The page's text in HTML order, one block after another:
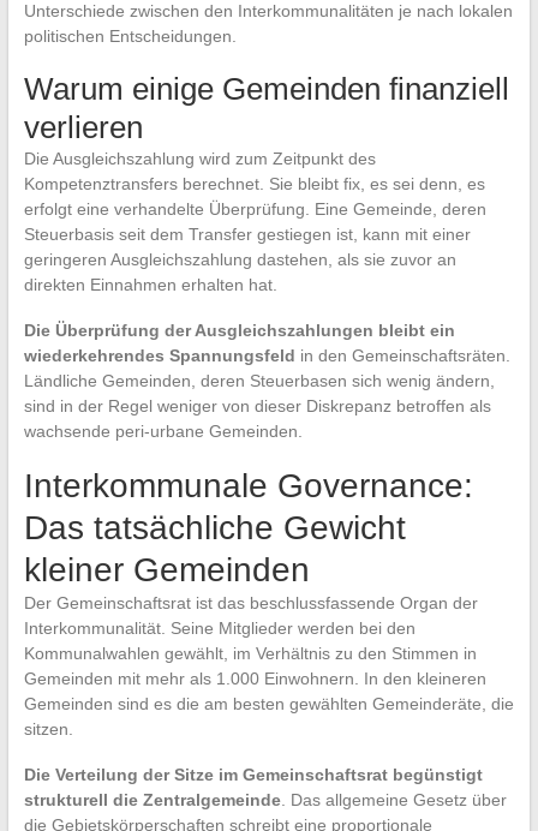
Unterschiede zwischen den Interkommunalitäten je nach lokalen
politischen Entscheidungen.
Warum einige Gemeinden finanziell
verlieren
Die Ausgleichszahlung wird zum Zeitpunkt des
Kompetenztransfers berechnet. Sie bleibt fix, es sei denn, es
erfolgt eine verhandelte Überprüfung. Eine Gemeinde, deren
Steuerbasis seit dem Transfer gestiegen ist, kann mit einer
geringeren Ausgleichszahlung dastehen, als sie zuvor an
direkten Einnahmen erhalten hat.
Die Überprüfung der Ausgleichszahlungen bleibt ein
wiederkehrendes Spannungsfeld in den Gemeinschaftsräten.
Ländliche Gemeinden, deren Steuerbasen sich wenig ändern,
sind in der Regel weniger von dieser Diskrepanz betroffen als
wachsende peri-urbane Gemeinden.
Interkommunale Governance:
Das tatsächliche Gewicht
kleiner Gemeinden
Der Gemeinschaftsrat ist das beschlussfassende Organ der
Interkommunalität. Seine Mitglieder werden bei den
Kommunalwahlen gewählt, im Verhältnis zu den Stimmen in
Gemeinden mit mehr als 1.000 Einwohnern. In den kleineren
Gemeinden sind es die am besten gewählten Gemeinderäte, die
sitzen.
Die Verteilung der Sitze im Gemeinschaftsrat begünstigt
strukturell die Zentralgemeinde. Das allgemeine Gesetz über
die Gebietskörperschaften schreibt eine proportionale